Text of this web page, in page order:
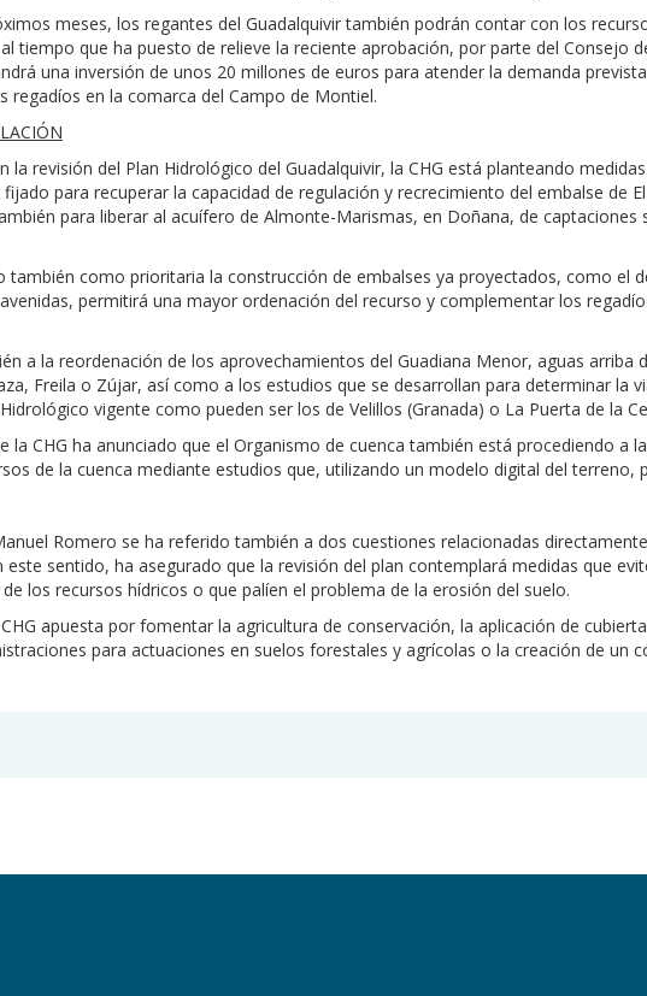
meses, los regantes del Guadalquivir también podrán contar con los
tiempo que ha puesto de relieve la reciente aprobación, por parte del Consejo
una inversión de unos 20 millones de euros para atender la demanda
regadíos en la comarca del Campo de Montiel.
la revisión del Plan Hidrológico del Guadalquivir, la CHG está planteando
para recuperar la capacidad de regulación y recrecimiento del embalse de
para liberar al acuífero de Almonte-Marismas, en Doñana, de
también como prioritaria la construcción de embalses ya proyectados, como el
permitirá una mayor ordenación del recurso y complementar los
a la reordenación de los aprovechamientos del Guadiana Menor, aguas arriba
Freila o Zújar, así como a los estudios que se desarrollan para determinar la
vigente como pueden ser los de Velillos (Granada) o La Puerta de la
la CHG ha anunciado que el Organismo de cuenca también está procediendo a
de la cuenca mediante estudios que, utilizando un modelo digital del
Romero se ha referido también a dos cuestiones relacionadas
sentido, ha asegurado que la revisión del plan contemplará medidas que
los recursos hídricos o que palíen el problema de la erosión del suelo.
apuesta por fomentar la agricultura de conservación, la aplicación de
para actuaciones en suelos forestales y agrícolas o la creación de un